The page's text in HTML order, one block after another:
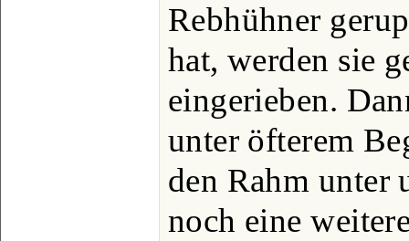
Rebhühner
hat, werden sie
eingerieben.
unter öfterem
den Rahm unter
noch eine